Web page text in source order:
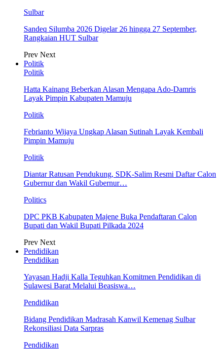
Sulbar
Sandeq Silumba 2026 Digelar 26 hingga 27 September,
Rangkaian HUT Sulbar
Prev Next
Politik
Politik
Hatta Kainang Beberkan Alasan Mengapa Ado-Damris
Layak Pimpin Kabupaten Mamuju
Politik
Febrianto Wijaya Ungkap Alasan Sutinah Layak Kembali
Pimpin Mamuju
Politik
Diantar Ratusan Pendukung, SDK-Salim Resmi Daftar Calon
Gubernur dan Wakil Gubernur…
Politics
DPC PKB Kabupaten Majene Buka Pendaftaran Calon
Bupati dan Wakil Bupati Pilkada 2024
Prev Next
Pendidikan
Pendidikan
Yayasan Hadji Kalla Teguhkan Komitmen Pendidikan di
Sulawesi Barat Melalui Beasiswa…
Pendidikan
Bidang Pendidikan Madrasah Kanwil Kemenag Sulbar
Rekonsiliasi Data Sarpras
Pendidikan